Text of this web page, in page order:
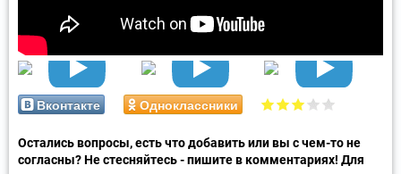
Вконтакте Одноклассники
Остались вопросы, есть что добавить или вы с чем-то не
согласны? Не стесняйтесь - пишите в комментариях! Для